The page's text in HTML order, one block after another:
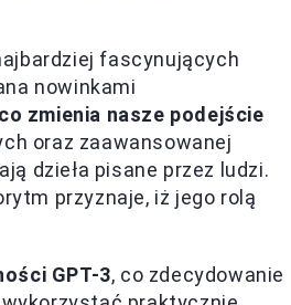
fascynujących
nowinkami
zmienia nasze podejście
oraz zaawansowanej
dzieła pisane przez ludzi.
przyznaje, iż jego rolą
GPT-3, co zdecydowanie